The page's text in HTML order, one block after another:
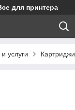
для принтера
услуги Картриджи